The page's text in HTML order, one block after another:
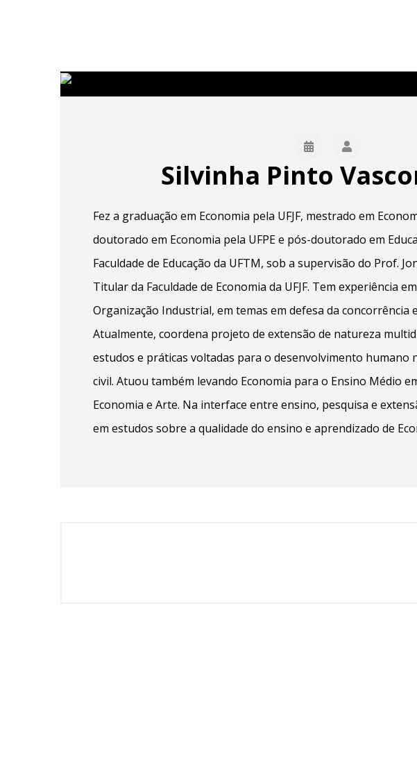
Silvinha Pinto
Fez a graduação em Economia pela UFJF, mestrado em
doutorado em Economia pela UFPE e pós-doutorado em
Faculdade de Educação da UFTM, sob a supervisão do Prof.
Titular da Faculdade de Economia da UFJF. Tem experiência
Organização Industrial, em temas em defesa da concorrência
Atualmente, coordena projeto de extensão de natureza
estudos e práticas voltadas para o desenvolvimento humano
civil. Atuou também levando Economia para o Ensino Médio
Economia e Arte. Na interface entre ensino, pesquisa e
em estudos sobre a qualidade do ensino e aprendizado de